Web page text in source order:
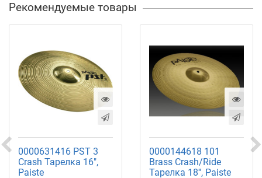
Рекомендуемые товары
0000631416 PST 3
Crash Тарелка 16",
Paiste
0000144618 101
Brass Crash/Ride
Тарелка 18'', Paiste